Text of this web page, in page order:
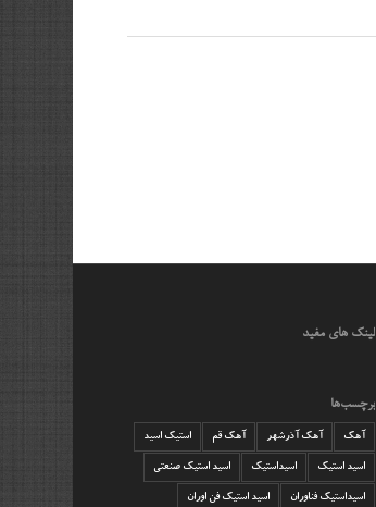
لینک های مفید
برچسب‌ها
آهک آهک آذرشهر آهک قم استیک اسید
اسید استیک اسیداستیک اسید استیک صنعتی
اسیداستیک فناوران اسید استیک فن اوران